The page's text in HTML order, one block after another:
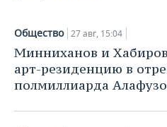
Общество 27 авг, 15:04
Минниханов и
арт-резиденцию в
полмиллиарда